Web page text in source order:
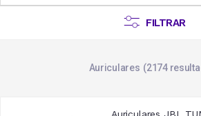
FILTRAR
Auriculares 2174
Auriculares JBL